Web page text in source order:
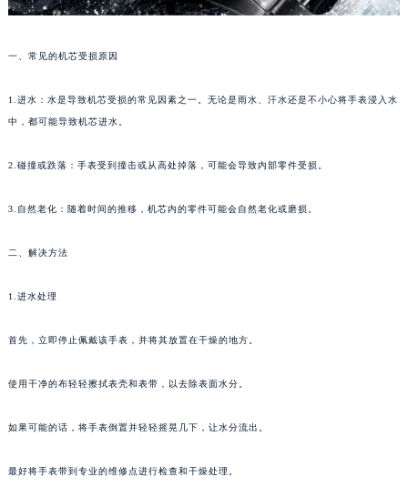
一、常见的机芯受损原因
1.进水：水是导致机芯受损的常见因素之一。无论是雨水、汗水还是不小心将手表浸入水
中，都可能导致机芯进水。
2.碰撞或跌落：手表受到撞击或从高处掉落，可能会导致内部零件受损。
3.自然老化：随着时间的推移，机芯内的零件可能会自然老化或磨损。
二、解决方法
1.进水处理
首先，立即停止佩戴该手表，并将其放置在干燥的地方。
使用干净的布轻轻擦拭表壳和表带，以去除表面水分。
如果可能的话，将手表倒置并轻轻摇晃几下，让水分流出。
最好将手表带到专业的维修点进行检查和干燥处理。